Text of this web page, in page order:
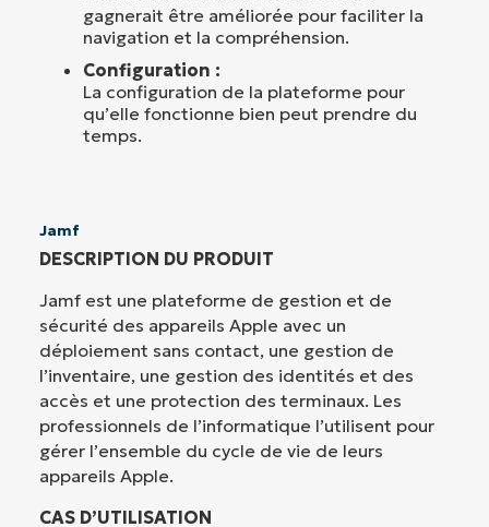
gagnerait être améliorée pour faciliter la
navigation et la compréhension.
Configuration :
La configuration de la plateforme pour
qu’elle fonctionne bien peut prendre du
temps.
Jamf
DESCRIPTION DU PRODUIT
Jamf est une plateforme de gestion et de
sécurité des appareils Apple avec un
déploiement sans contact, une gestion de
l’inventaire, une gestion des identités et des
accès et une protection des terminaux. Les
professionnels de l’informatique l’utilisent pour
gérer l’ensemble du cycle de vie de leurs
appareils Apple.
CAS D’UTILISATION